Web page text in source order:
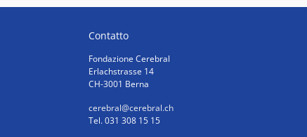
Contatto
Fondazione Cerebral
Erlachstrasse 14
CH-3001 Berna
cerebral@cerebral.ch
Tel. 031 308 15 15